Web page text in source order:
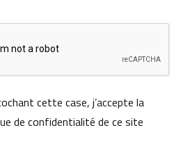
cette case, j’accepte la
de confidentialité de ce site